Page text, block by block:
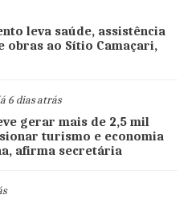
leva saúde, assistência
obras ao Sítio Camaçari,
6 dias atrás
gerar mais de 2,5 mil
turismo e economia
afirma secretária